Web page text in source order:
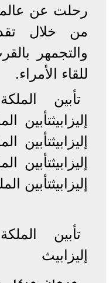
رحلت عن
من خلال
والتجمهر
للقاء الأمراء.
تأبين
إليزابيثتأبين
إليزابيثتأبين
إليزابيثتأبين
إليزابيثتأبين
تأبين
إليزابيث